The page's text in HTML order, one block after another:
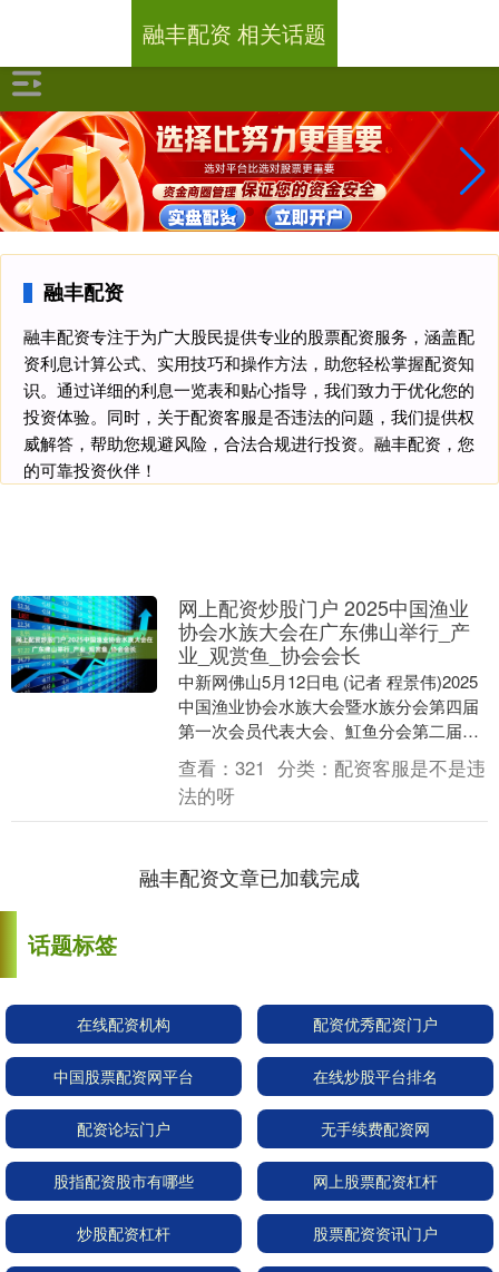
融丰配资
融丰配资专注于为广大股民提供专业的股票配资服务，涵盖配
资利息计算公式、实用技巧和操作方法，助您轻松掌握配资知
识。通过详细的利息一览表和贴心指导，我们致力于优化您的
投资体验。同时，关于配资客服是否违法的问题，我们提供权
威解答，帮助您规避风险，合法合规进行投资。融丰配资，您
的可靠投资伙伴！
融丰配资 相关话题
网上配资炒股门户 2025中国渔业
协会水族大会在广东佛山举行_产
业_观赏鱼_协会会长
中新网佛山5月12日电 (记者 程景伟)2025
中国渔业协会水族大会暨水族分会第四届
第一次会员代表大会、魟鱼分会第二届第
一次会员代表大会近日在广东佛山举行。
记者....
查看： 321 分类： 配资客服是不是违
法的呀
融丰配资文章已加载完成
话题标签
在线配资机构 配资优秀配资门户
中国股票配资网平台 在线炒股平台排名
配资论坛门户 无手续费配资网
股指配资股市有哪些 网上股票配资杠杆
炒股配资杠杆 股票配资资讯门户